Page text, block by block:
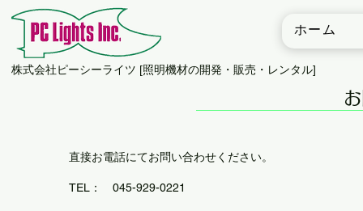
ホーム
​株式会社ピーシーライツ [照明機材の開発・販売・レンタル]
直接お電話にてお問い合わせください。
TEL： 045-929-0221